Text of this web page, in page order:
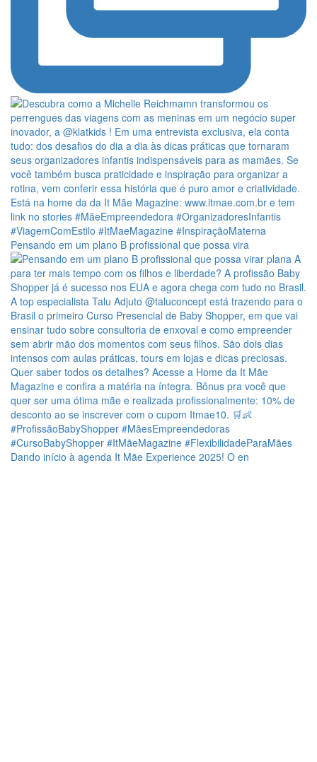
Pensando em um plano B profissional que possa vira
Dando início à agenda It Mãe Experience 2025! O en